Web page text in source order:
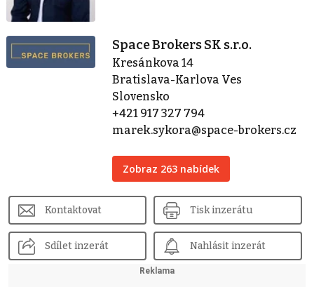
Space Brokers SK s.r.o.
Kresánkova 14
Bratislava-Karlova Ves
Slovensko
+421 917 327 794
marek.sykora@space-brokers.cz
Zobraz 263 nabídek
Kontaktovat Tisk inzerátu
Sdílet inzerát Nahlásit inzerát